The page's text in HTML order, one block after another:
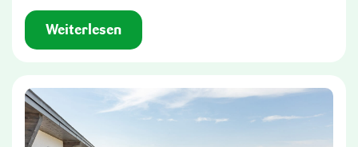
Weiterlesen